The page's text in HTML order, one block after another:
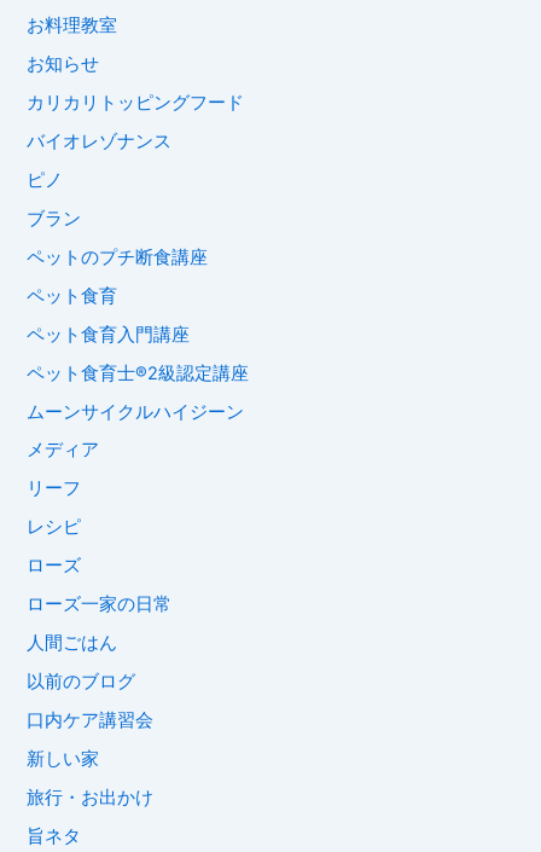
お料理教室
お知らせ
カリカリトッピングフード
バイオレゾナンス
ピノ
ブラン
ペットのプチ断食講座
ペット食育
ペット食育入門講座
ペット食育士®︎2級認定講座
ムーンサイクルハイジーン
メディア
リーフ
レシピ
ローズ
ローズ一家の日常
人間ごはん
以前のブログ
口内ケア講習会
新しい家
旅行・お出かけ
旨ネタ